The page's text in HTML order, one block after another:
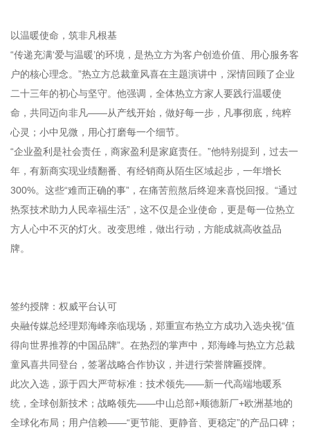
以温暖使命，筑非凡根基
“传递充满‘爱与温暖’的环境，是热立方为客户创造价值、用心服务客
户的核心理念。”热立方总裁童风喜在主题演讲中，深情回顾了企业
二十三年的初心与坚守。他强调，全体热立方家人要践行温暖使
命，共同迈向非凡——从产线开始，做好每一步，凡事彻底，纯粹
心灵；小中见微，用心打磨每一个细节。
“企业盈利是社会责任，商家盈利是家庭责任。”他特别提到，过去一
年，有新商实现业绩翻番、有经销商从陌生区域起步，一年增长
300%。这些“难而正确的事”，在痛苦煎熬后终迎来喜悦回报。“通过
热泵技术助力人民幸福生活”，这不仅是企业使命，更是每一位热立
方人心中不灭的灯火。改变思维，做出行动，方能成就高收益品
牌。
签约授牌：权威平台认可
央融传媒总经理郑海峰亲临现场，郑重宣布热立方成功入选央视“值
得向世界推荐的中国品牌”。在热烈的掌声中，郑海峰与热立方总裁
童风喜共同登台，签署战略合作协议，并进行荣誉牌匾授牌。
此次入选，源于四大严苛标准：技术领先——新一代高端地暖系
统，全球创新技术；战略领先——中山总部+顺德新厂+欧洲基地的
全球化布局；用户信赖——“更节能、更静音、更稳定”的产品口碑；